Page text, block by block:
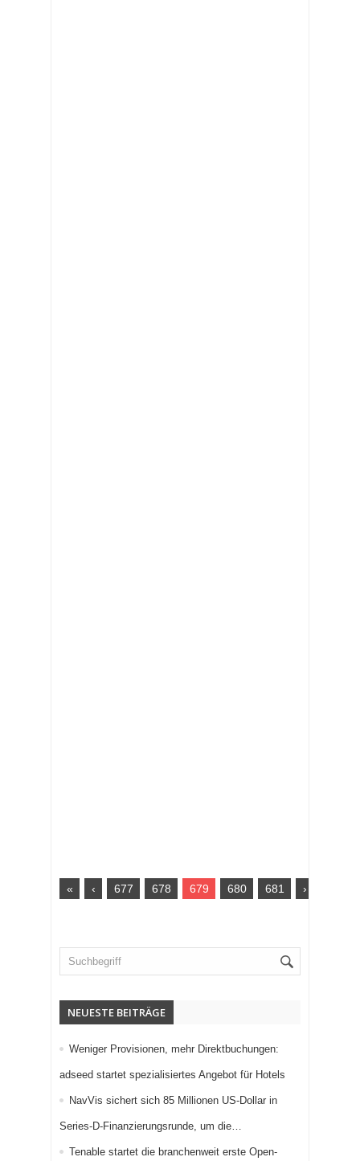
« ‹ 677 678 679 680 681 ›
NEUESTE BEITRÄGE
Weniger Provisionen, mehr Direktbuchungen:
adseed startet spezialisiertes Angebot für Hotels
NavVis sichert sich 85 Millionen US-Dollar in
Series-D-Finanzierungsrunde, um die…
Tenable startet die branchenweit erste Open-